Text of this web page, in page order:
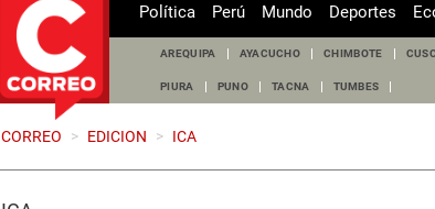
Política Perú Mundo Deportes
AREQUIPA AYACUCHO CHIMBOTE
PIURA PUNO TACNA TUMBES
CORREO > EDICION > ICA